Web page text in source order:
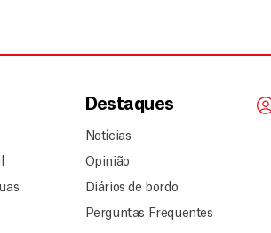
Destaques
Notícias
Opinião
Diários de bordo
Perguntas Frequentes